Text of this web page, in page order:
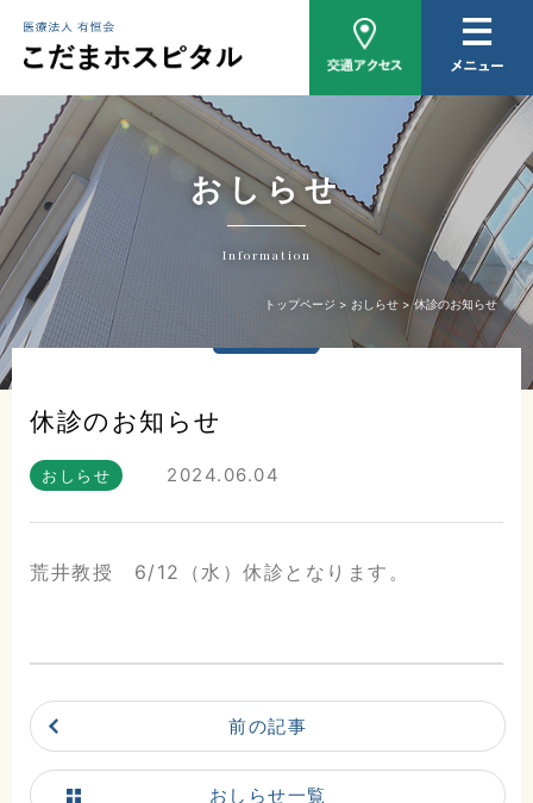
医師紹介
外来について
入院について
家族相談
おしらせ
Information
トップページ おしらせ 休診のお知らせ
休診のお知らせ
おしらせ 2024.06.04
荒井教授 6/12（水）休診となります。
前の記事
おしらせ一覧